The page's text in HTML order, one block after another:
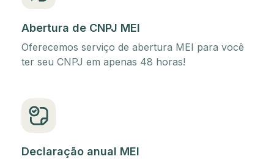
Abertura de CNPJ MEI
Oferecemos serviço de abertura MEI para você
ter seu CNPJ em apenas 48 horas!
Declaração anual MEI